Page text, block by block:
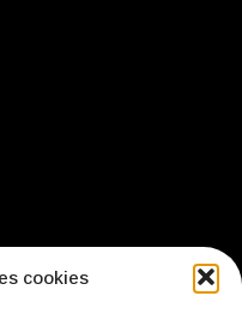
cookies